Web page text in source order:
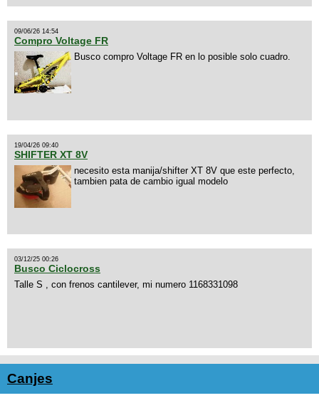
09/06/26 14:54
Compro Voltage FR
Busco compro Voltage FR en lo posible solo cuadro.
19/04/26 09:40
SHIFTER XT 8V
necesito esta manija/shifter XT 8V que este perfecto,
tambien pata de cambio igual modelo
03/12/25 00:26
Busco Ciclocross
Talle S , con frenos cantilever, mi numero 1168331098
Canjes